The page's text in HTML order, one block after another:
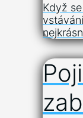
Když